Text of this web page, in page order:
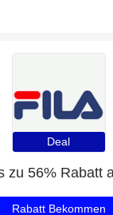
Deal
Rabatt Bekommen